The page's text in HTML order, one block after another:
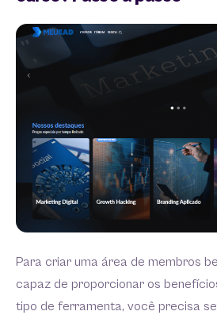
Para criar uma área de membros
capaz de proporcionar os
tipo de ferramenta, você precisa